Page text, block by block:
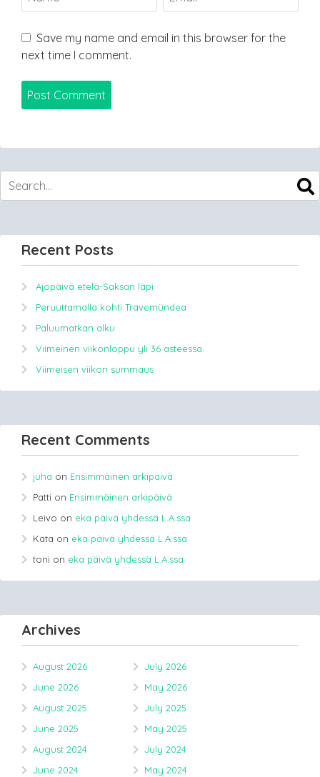
Save my name and email in this browser for the
next time I comment.
Recent Posts
Ajopäivä etelä-Saksan läpi
Peruuttamalla kohti Travemündea
Paluumatkan alku
Viimeinen viikonloppu yli 36 asteessa.
Viimeisen viikon summaus
Recent Comments
juha on Ensimmäinen arkipäivä
Patti on Ensimmäinen arkipäivä
Leivo on eka päivä yhdessä L.A.ssa
Kata on eka päivä yhdessä L.A.ssa
toni on eka päivä yhdessä L.A.ssa
Archives
August 2026
July 2026
June 2026
May 2026
August 2025
July 2025
June 2025
May 2025
August 2024
July 2024
June 2024
May 2024